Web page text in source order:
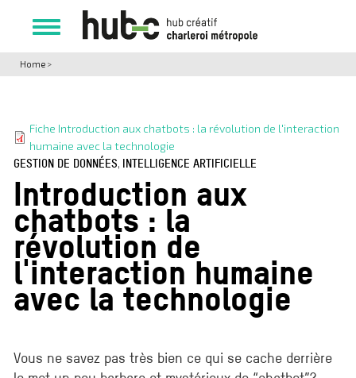
content
Toggle
navigation
Home >
Fiche Introduction aux chatbots : la révolution de l'interaction
humaine avec la technologie
GESTION DE DONNÉES, INTELLIGENCE ARTIFICIELLE
Introduction aux
chatbots : la
révolution de
l'interaction humaine
avec la technologie
Vous ne savez pas très bien ce qui se cache derrière